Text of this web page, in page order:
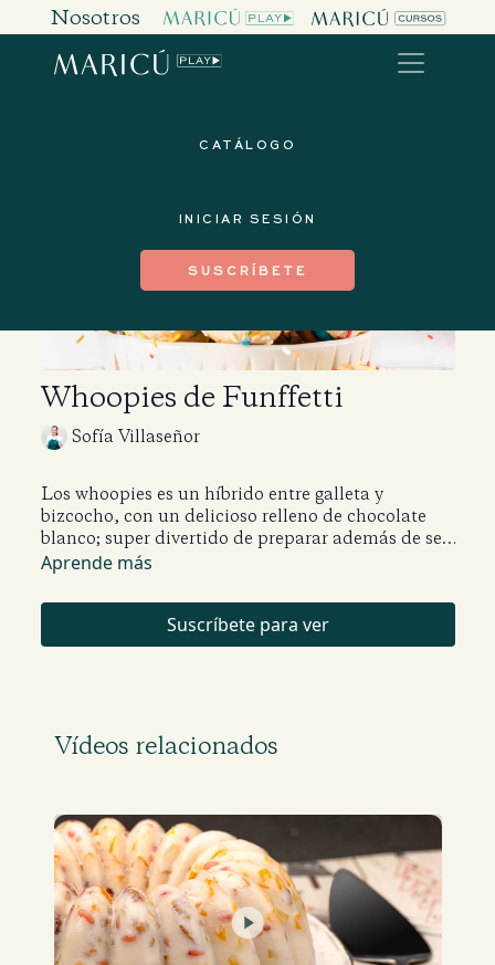
Nosotros
CATÁLOGO
INICIAR SESIÓN
SUSCRÍBETE
Whoopies de Funffetti
Sofía Villaseñor
Los whoopies es un híbrido entre galleta y
bizcocho, con un delicioso relleno de chocolate
blanco; super divertido de preparar además de ser
colorido, a los niños les encantará.
Aprende más
Suscríbete para ver
Vídeos relacionados